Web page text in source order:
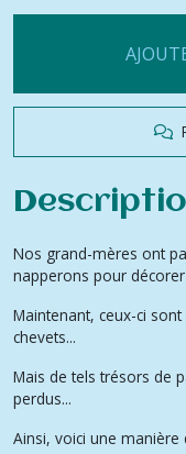
Nos grand-mères ont
napperons pour
Maintenant, ceux-ci
chevets...
Mais de tels trésors de
perdus...
Ainsi, voici une